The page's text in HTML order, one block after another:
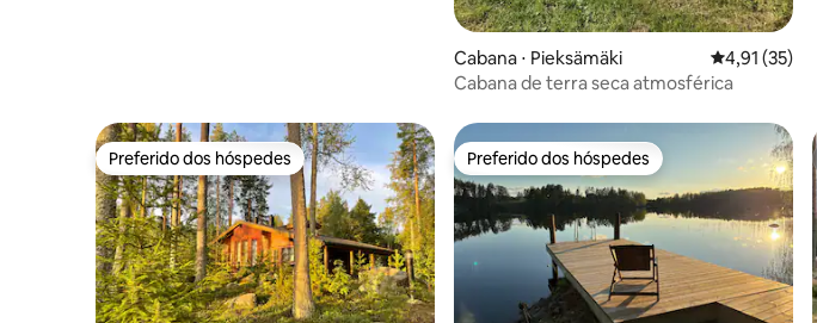
Cabana ⋅ Pieksämäki 4,91 de uma
4,91 (35)
Cabana de terra seca atmosférica
Preferido dos hóspedes
Preferido dos hóspedes Preferido dos hóspedes
Preferido dos hóspedes